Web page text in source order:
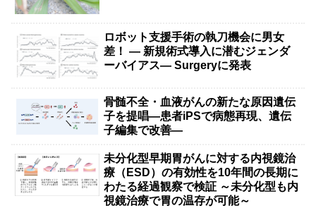
ロボット支援手術の執刀機会に男女
差！ — 新規術式導入に潜むジェンダ
ーバイアス— Surgeryに発表
骨髄不全・血液がんの新たな原因遺伝
子を提唱―患者iPSで病態再現、遺伝
子編集で改善―
未分化型早期胃がんに対する内視鏡治
療（ESD）の有効性を10年間の長期に
わたる経過観察で検証 ～未分化型も内
視鏡治療で胃の温存が可能～